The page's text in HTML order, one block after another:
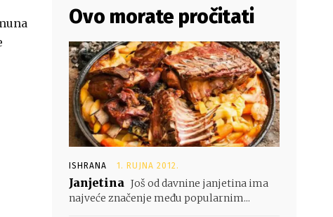
Ovo morate pročitati
ISHRANA 1. RUJNA 2012.
Janjetina Još od davnine janjetina ima
najveće značenje među popularnim...